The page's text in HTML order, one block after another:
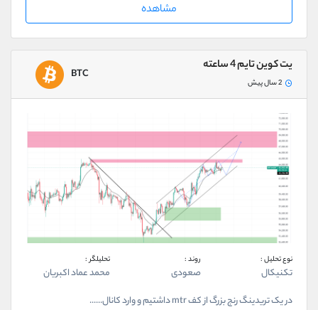
مشاهده
یت کوین تایم 4 ساعته
2 سال پیش
BTC
نوع تحلیل :
تکنیکال
روند :
صعودی
تحلیلگر :
محمد عماد اکبریان
در یک تریدینگ رنج بزرگ از کف mtr داشتیم و وارد کانال......